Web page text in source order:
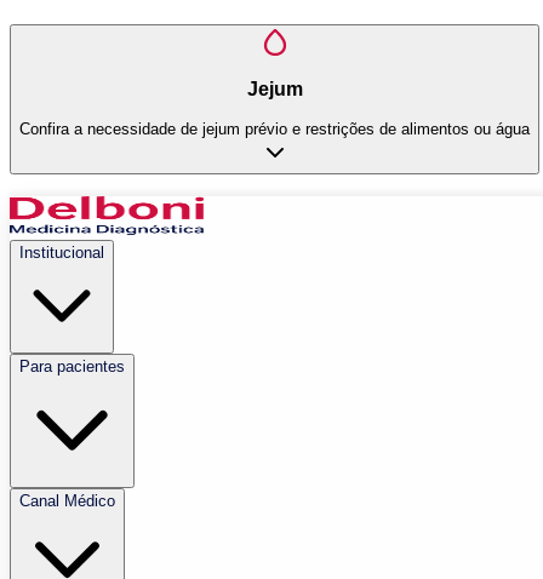
Jejum
Confira a necessidade de jejum prévio e restrições de alimentos ou água
Institucional
Para pacientes
Canal Médico